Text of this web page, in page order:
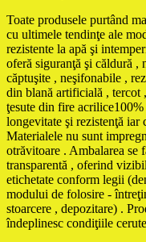
Toate produsele purtând
cu ultimele tendinţe ale
rezistente la apă şi
oferă siguranţă şi căldură ,
căptuşite , neşifonabile ,
din blană artificială , tercot
ţesute din fire
longevitate şi rezistenţă iar
Materialele nu sunt
otrăvitoare . Ambalarea se
transparentă , oferind
etichetate conform legii
modului de folosire -
stoarcere , depozitare) .
îndeplinesc condiţiile